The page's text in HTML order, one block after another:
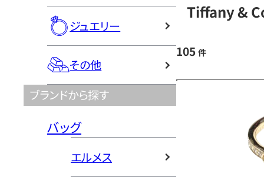
ジュエリー
その他
ブランドから探す
バッグ
エルメス
Tiffany &
105 件